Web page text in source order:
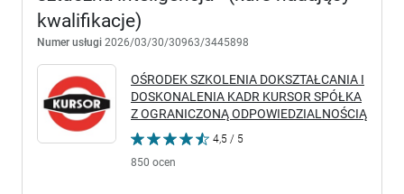
kwalifikacje)
Numer usługi 2026/03/30/30963/3445898
OŚRODEK SZKOLENIA DOKSZTAŁCANIA I
DOSKONALENIA KADR KURSOR SPÓŁKA
Z OGRANICZONĄ ODPOWIEDZIALNOŚCIĄ
4,5 / 5
850 ocen